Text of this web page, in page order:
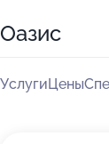
Оазис
УслугиЦены